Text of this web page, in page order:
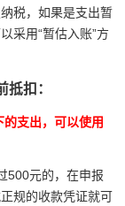
税，如果是支出暂
采用“暂估入账”方
扣：
支出，可以使用
500元的，在申报
规的收款凭证就可